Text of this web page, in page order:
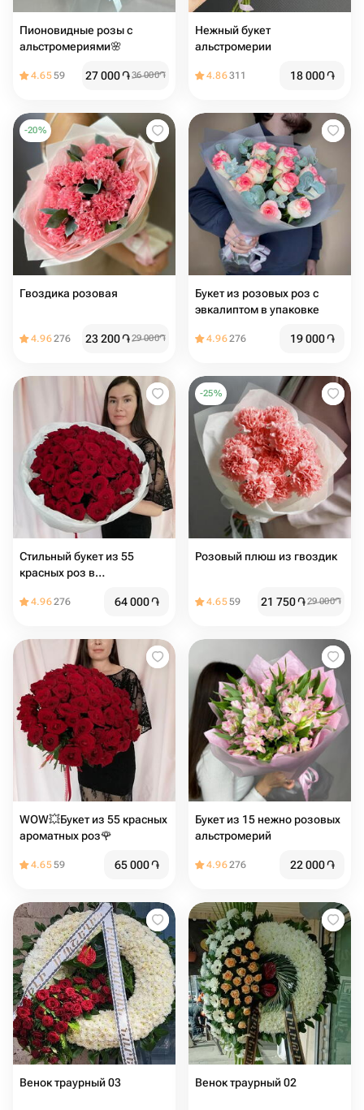
Пионовидные розы с
альстромериями🌸
4.6559 27 000֏36 000֏
Нежный букет
альстромерии
4.86311 18 000֏
-20%
Гвоздика розовая
4.96276 23 200֏29 000֏
Букет из розовых роз с
эвкалиптом в упаковке
4.96276 19 000֏
Стильный букет из 55
красных роз в
4.96276 64 000֏
-25%
Розовый плюш из гвоздик
4.6559 21 750֏29 000֏
WOW💥Букет из 55 красных
ароматных роз🌹
4.6559 65 000֏
Букет из 15 нежно розовых
альстромерий
4.96276 22 000֏
Венок траурный 03 Венок траурный 02